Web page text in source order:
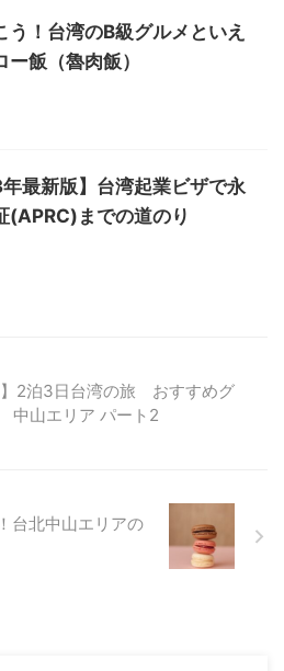
う！台湾のB級グルメといえ
ー飯（魯肉飯）
年最新版】台湾起業ビザで永
(APRC)までの道のり
】2泊3日台湾の旅 おすすめグ
中山エリア パート2
台北中山エリアの